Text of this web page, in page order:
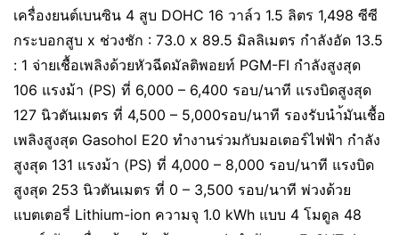
เครื่องยนต์เบนซิน 4 สูบ DOHC 16 วาล์ว 1.5 ลิตร 1,498 ซีซี
กระบอกสูบ x ช่วงชัก : 73.0 x 89.5 มิลลิเมตร กำลังอัด 13.5
: 1 จ่ายเชื้อเพลิงด้วยหัวฉีดมัลติพอยท์ PGM-FI กำลังสูงสุด
106 แรงม้า (PS) ที่ 6,000 – 6,400 รอบ/นาที แรงบิดสูงสุด
127 นิวตันเมตร ที่ 4,500 – 5,000รอบ/นาที รองรับนำ้มันเชื้อ
เพลิงสูงสุด Gasohol E20 ทำงานร่วมกับมอเตอร์ไฟฟ้า กำลัง
สูงสุด 131 แรงม้า (PS) ที่ 4,000 – 8,000 รอบ/นาที แรงบิด
สูงสุด 253 นิวตันเมตร ที่ 0 – 3,500 รอบ/นาที พ่วงด้วย
แบตเตอรี่ Lithium-ion ความจุ 1.0 kWh แบบ 4 โมดูล 48